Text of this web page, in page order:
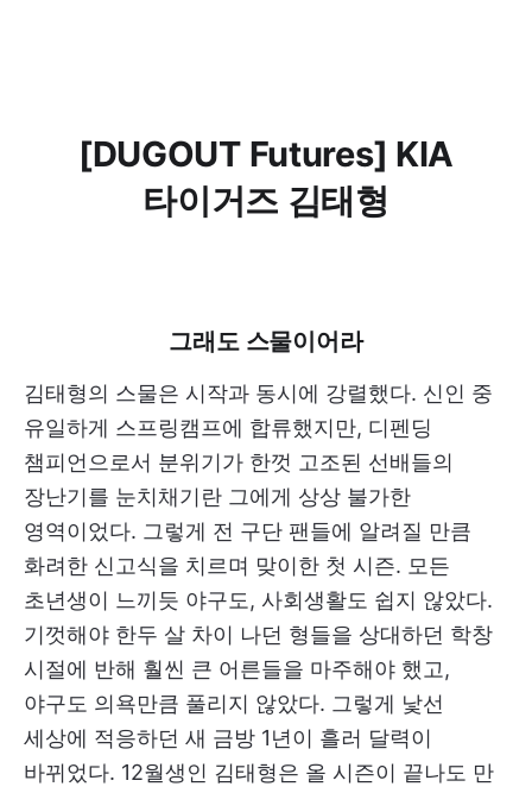
[DUGOUT Futures] KIA
타이거즈 김태형
그래도 스물이어라
김태형의 스물은 시작과 동시에 강렬했다. 신인 중
유일하게 스프링캠프에 합류했지만, 디펜딩
챔피언으로서 분위기가 한껏 고조된 선배들의
장난기를 눈치채기란 그에게 상상 불가한
영역이었다. 그렇게 전 구단 팬들에 알려질 만큼
화려한 신고식을 치르며 맞이한 첫 시즌. 모든
초년생이 느끼듯 야구도, 사회생활도 쉽지 않았다.
기껏해야 한두 살 차이 나던 형들을 상대하던 학창
시절에 반해 훨씬 큰 어른들을 마주해야 했고,
야구도 의욕만큼 풀리지 않았다. 그렇게 낯선
세상에 적응하던 새 금방 1년이 흘러 달력이
바뀌었다. 12월생인 김태형은 올 시즌이 끝나도 만